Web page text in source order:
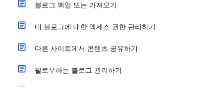
블로그 백업 또는 가져오기
내 블로그에 대한 액세스 권한 관리하기
다른 사이트에서 콘텐츠 공유하기
팔로우하는 블로그 관리하기